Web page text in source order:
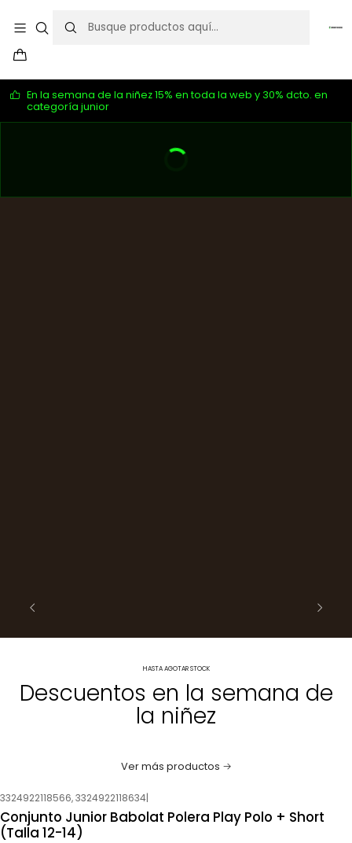
En la semana de la niñez 15% en toda la web y 30% dcto. en
categoría junior
HASTA AGOTAR STOCK
Descuentos en la semana de
la niñez
Ver más productos
-30%OFF
Nuevo
3324922118566, 3324922118634|
Conjunto Junior Babolat Polera Play Polo + Short
(Talla 12-14)